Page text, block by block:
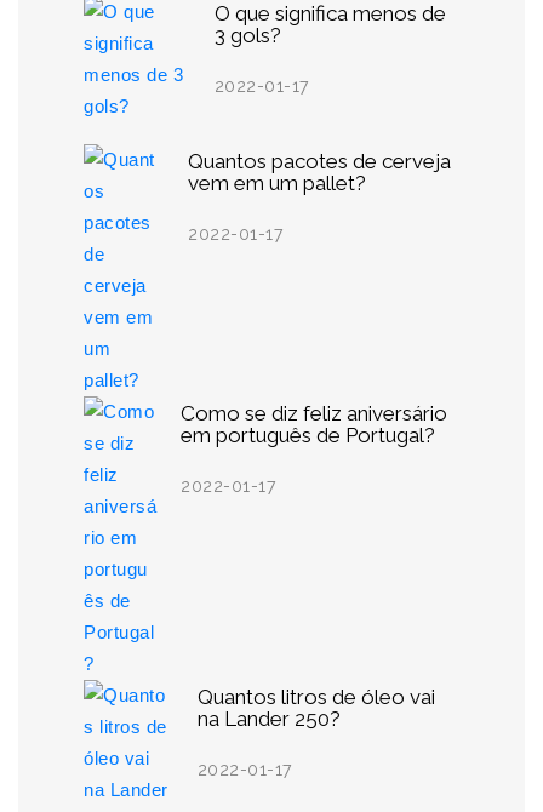
O que significa menos de
3 gols?
2022-01-17
Quantos pacotes de cerveja
vem em um pallet?
2022-01-17
Como se diz feliz aniversário
em português de Portugal?
2022-01-17
Quantos litros de óleo vai
na Lander 250?
2022-01-17